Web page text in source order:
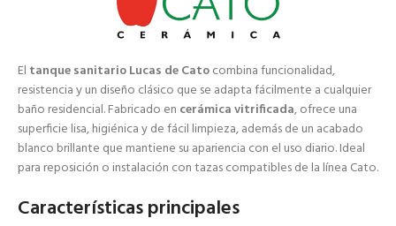
El tanque sanitario Lucas de Catocombina funcionalidad,
resistencia y un diseño clásico que se adapta fácilmente a cualquier
baño residencial. Fabricado en cerámica vitrificada, ofrece una
superficie lisa, higiénica y de fácil limpieza, además de un acabado
blanco brillante que mantiene su apariencia con el uso diario. Ideal
para reposición o instalación con tazas compatibles de la línea Cato.
Características principales